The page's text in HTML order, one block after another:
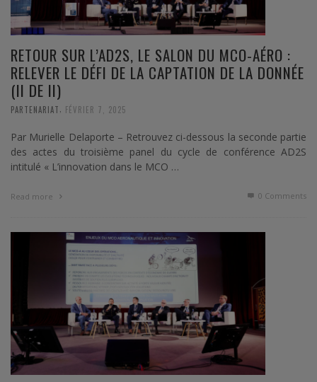
RETOUR SUR L’AD2S, LE SALON DU MCO-AÉRO :
RELEVER LE DÉFI DE LA CAPTATION DE LA DONNÉE
(II DE II)
PARTENARIAT FÉVRIER 7, 2025
Par Murielle Delaporte – Retrouvez ci-dessous la seconde partie
des actes du troisième panel du cycle de conférence AD2S
intitulé « L’innovation dans le MCO …
Read more 0 Comments